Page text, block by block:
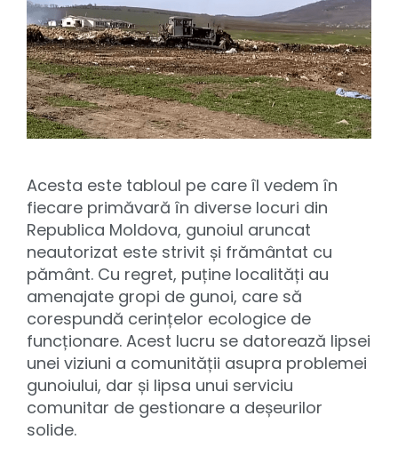
Acesta este tabloul pe care îl vedem în
fiecare primăvară în diverse locuri din
Republica Moldova, gunoiul aruncat
neautorizat este strivit și frământat cu
pământ. Cu regret, puține localități au
amenajate gropi de gunoi, care să
corespundă cerințelor ecologice de
funcționare. Acest lucru se datorează lipsei
unei viziuni a comunității asupra problemei
gunoiului, dar și lipsa unui serviciu
comunitar de gestionare a deșeurilor
solide.